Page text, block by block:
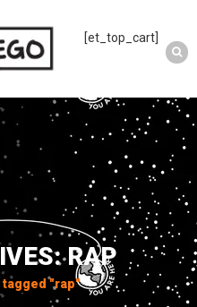
[et_top_cart]
RAP
tagged "rap"